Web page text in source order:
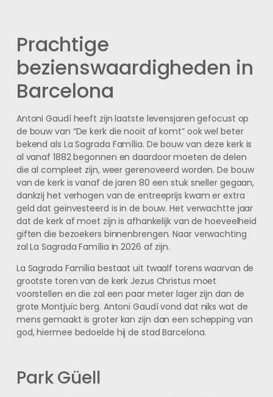
Prachtige
bezienswaardigheden in
Barcelona
Antoni Gaudí heeft zijn laatste levensjaren gefocust op
de bouw van “De kerk die nooit af komt” ook wel beter
bekend als La Sagrada Família. De bouw van deze kerk is
al vanaf 1882 begonnen en daardoor moeten de delen
die al compleet zijn, weer gerenoveerd worden. De bouw
van de kerk is vanaf de jaren 80 een stuk sneller gegaan,
dankzij het verhogen van de entreeprijs kwam er extra
geld dat geïnvesteerd is in de bouw. Het verwachtte jaar
dat de kerk af moet zijn is afhankelijk van de hoeveelheid
giften die bezoekers binnenbrengen. Naar verwachting
zal La Sagrada Família in 2026 af zijn.
La Sagrada Família bestaat uit twaalf torens waarvan de
grootste toren van de kerk Jezus Christus moet
voorstellen en die zal een paar meter lager zijn dan de
grote Montjuïc berg. Antoni Gaudí vond dat niks wat de
mens gemaakt is groter kan zijn dan een schepping van
god, hiermee bedoelde hij de stad Barcelona.
Park Güell